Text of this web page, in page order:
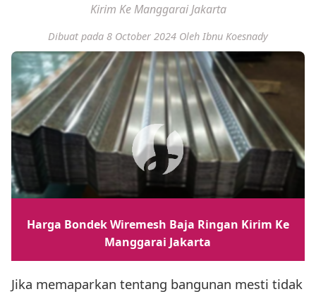
Kirim Ke Manggarai Jakarta
Dibuat pada 8 October 2024 Oleh Ibnu Koesnady
Harga Bondek Wiremesh Baja Ringan Kirim Ke
Manggarai Jakarta
Jika memaparkan tentang bangunan mesti tidak